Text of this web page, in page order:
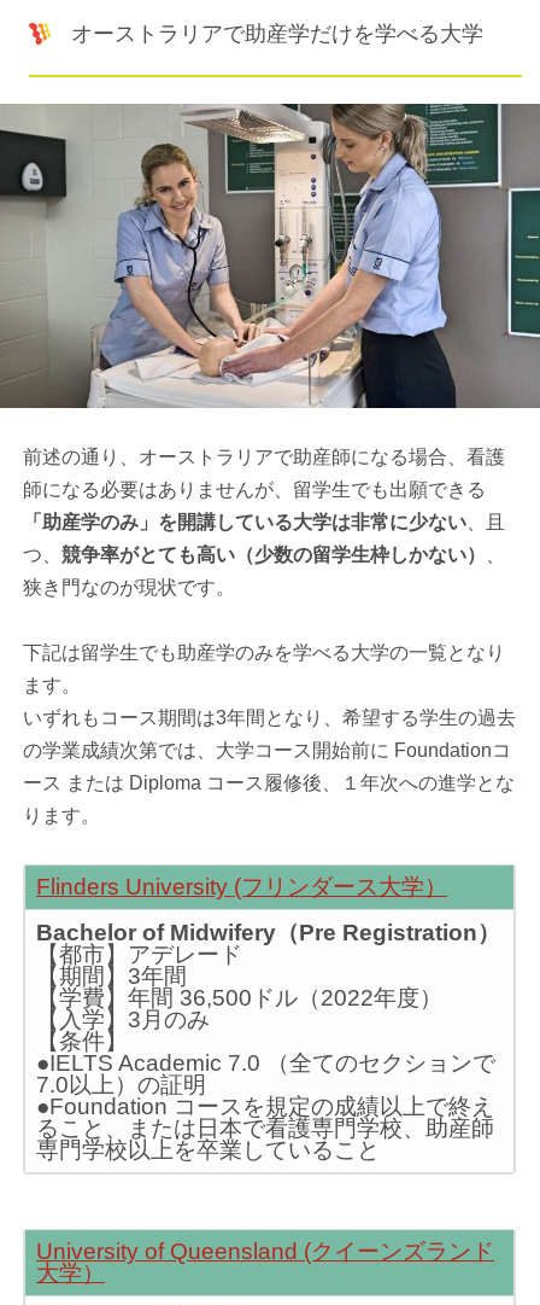
オーストラリアで助産学だけを学べる大学
前述の通り、オーストラリアで助産師になる場合、看護
師になる必要はありませんが、留学生でも出願できる
「助産学のみ」を開講している大学は非常に少ない 、且
つ、競争率がとても高い（少数の留学生枠しかない）
狭き門なのが現状です。
下記は留学生でも助産学のみを学べる大学の一覧となり
ます。
いずれもコース期間は3年間となり、希望する学生の過去
の学業成績次第では、大学コース開始前に Foundationコ
ース または Diploma コース履修後、１年次への進学とな
ります。
Flinders University (フリンダース大学）
Bachelor of Midwifery（Pre Registration）
【都市】アデレード
【期間】3年間
【学費】年間 36,500ドル（2022年度）
【入学】3月のみ
【条件】
●IELTS Academic 7.0 （全てのセクションで
7.0以上）の証明
●Foundation コースを規定の成績以上で終え
ること、または日本で看護専門学校、助産師
専門学校以上を卒業していること
University of Queensland (クイーンズランド
大学）